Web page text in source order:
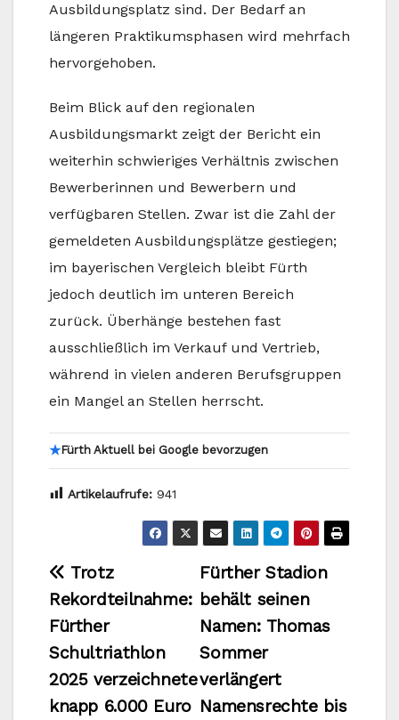
Ausbildungsplatz sind. Der Bedarf an
längeren Praktikumsphasen wird mehrfach
hervorgehoben.
Beim Blick auf den regionalen
Ausbildungsmarkt zeigt der Bericht ein
weiterhin schwieriges Verhältnis zwischen
Bewerberinnen und Bewerbern und
verfügbaren Stellen. Zwar ist die Zahl der
gemeldeten Ausbildungsplätze gestiegen;
im bayerischen Vergleich bleibt Fürth
jedoch deutlich im unteren Bereich
zurück. Überhänge bestehen fast
ausschließlich im Verkauf und Vertrieb,
während in vielen anderen Berufsgruppen
ein Mangel an Stellen herrscht.
★Fürth Aktuell bei Google bevorzugen
Artikelaufrufe: 941
Beitragsnavigation
Fürther Stadion
behält seinen
Namen: Thomas
Sommer
verlängert
Namensrechte bis
Trotz
Rekordteilnahme:
Fürther
Schultriathlon
2025 verzeichnete
knapp 6.000 Euro